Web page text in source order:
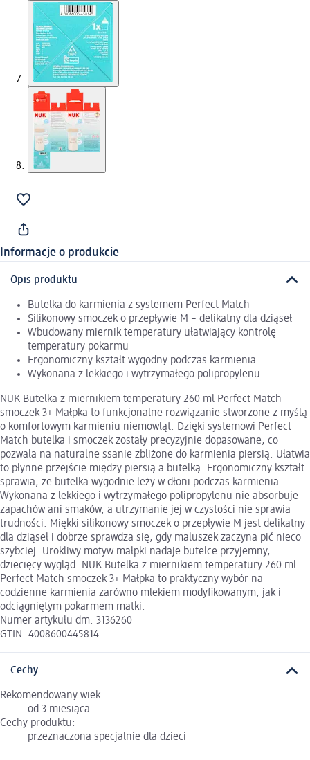
Informacje o produkcie
Opis produktu
Butelka do karmienia z systemem Perfect Match
Silikonowy smoczek o przepływie M – delikatny dla dziąseł
Wbudowany miernik temperatury ułatwiający kontrolę
temperatury pokarmu
Ergonomiczny kształt wygodny podczas karmienia
Wykonana z lekkiego i wytrzymałego polipropylenu
NUK Butelka z miernikiem temperatury 260 ml Perfect Match
smoczek 3+ Małpka to funkcjonalne rozwiązanie stworzone z myślą
o komfortowym karmieniu niemowląt. Dzięki systemowi Perfect
Match butelka i smoczek zostały precyzyjnie dopasowane, co
pozwala na naturalne ssanie zbliżone do karmienia piersią. Ułatwia
to płynne przejście między piersią a butelką. Ergonomiczny kształt
sprawia, że butelka wygodnie leży w dłoni podczas karmienia.
Wykonana z lekkiego i wytrzymałego polipropylenu nie absorbuje
zapachów ani smaków, a utrzymanie jej w czystości nie sprawia
trudności. Miękki silikonowy smoczek o przepływie M jest delikatny
dla dziąseł i dobrze sprawdza się, gdy maluszek zaczyna pić nieco
szybciej. Urokliwy motyw małpki nadaje butelce przyjemny,
dziecięcy wygląd. NUK Butelka z miernikiem temperatury 260 ml
Perfect Match smoczek 3+ Małpka to praktyczny wybór na
codzienne karmienia zarówno mlekiem modyfikowanym, jak i
odciągniętym pokarmem matki.
Numer artykułu dm: 3136260
GTIN: 4008600445814
Cechy
Rekomendowany wiek:
od 3 miesiąca
Cechy produktu:
przeznaczona specjalnie dla dzieci